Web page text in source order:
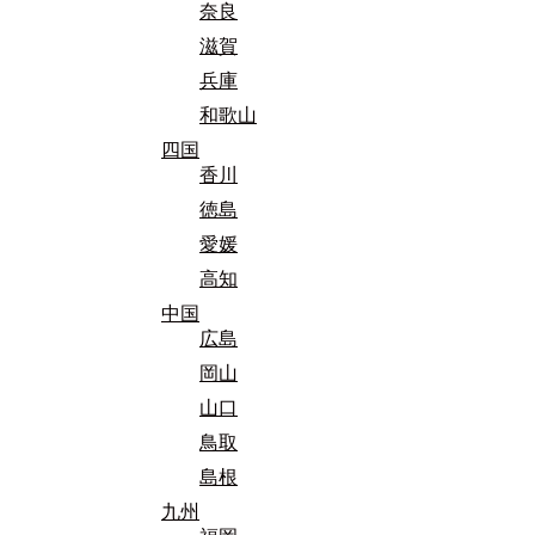
奈良
滋賀
兵庫
和歌山
四国
香川
徳島
愛媛
高知
中国
広島
岡山
山口
鳥取
島根
九州